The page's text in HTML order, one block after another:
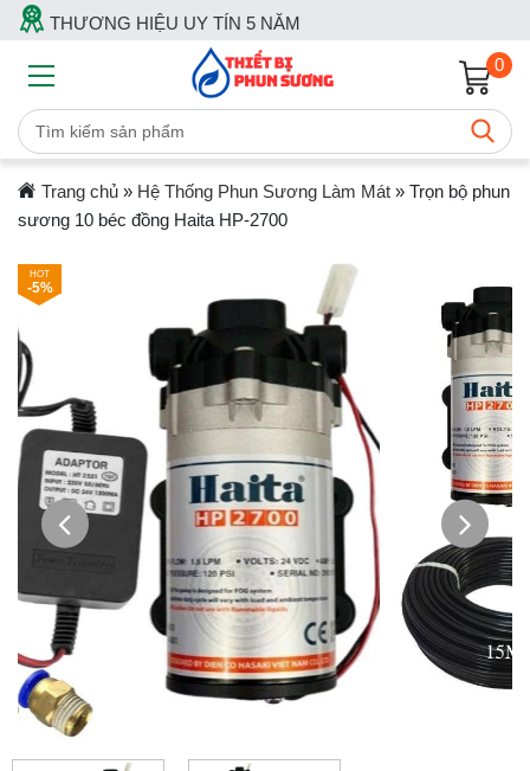
THƯƠNG HIỆU UY TÍN 5 NĂM
0
Trang chủ» Hệ Thống Phun Sương Làm Mát» Trọn bộ phun
sương 10 béc đồng Haita HP-2700
-5%